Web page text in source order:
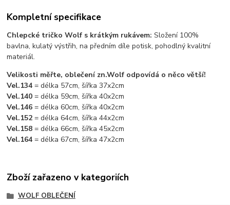
Kompletní specifikace
Chlepcké tričko Wolf s krátkým rukávem: Složení 100%
bavlna, kulatý výstřih, na předním díle potisk, pohodlný kvalitní
materiál.
Velikosti měřte, oblečení zn.Wolf odpovídá o něco větší!
Vel.134= délka 57cm, šířka 37x2cm
Vel.140= délka 59cm, šířka 40x2cm
Vel.146 = délka 60cm, šířka 40x2cm
Vel.152 = délka 64cm, šířka 44x2cm
Vel.158 = délka 66cm, šířka 45x2cm
Vel.164 = délka 67cm, šířka 47x2cm
Zboží zařazeno v kategoriích
WOLF OBLEČENÍ